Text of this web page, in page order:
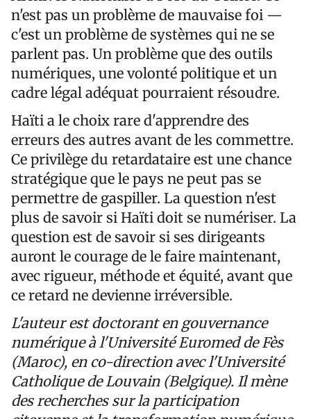
n'est pas un problème de mauvaise foi —
c'est un problème de systèmes qui ne se
parlent pas. Un problème que des outils
numériques, une volonté politique et un
cadre légal adéquat pourraient résoudre.
Haïti a le choix rare d'apprendre des
erreurs des autres avant de les commettre.
Ce privilège du retardataire est une chance
stratégique que le pays ne peut pas se
permettre de gaspiller. La question n'est
plus de savoir si Haïti doit se numériser. La
question est de savoir si ses dirigeants
auront le courage de le faire maintenant,
avec rigueur, méthode et équité, avant que
ce retard ne devienne irréversible.
L'auteur est doctorant en gouvernance
numérique à l'Université Euromed de Fès
(Maroc), en co-direction avec l'Université
Catholique de Louvain (Belgique). Il mène
des recherches sur la participation